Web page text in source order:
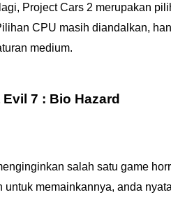
Project Cars 2 merupakan
CPU masih diandalkan,
medium.
7 : Bio Hazard
salah satu game
untuk memainkannya, anda